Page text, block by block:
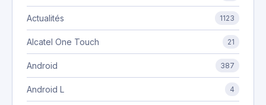
Actualités 1123
Alcatel One Touch 21
Android 387
Android L 4